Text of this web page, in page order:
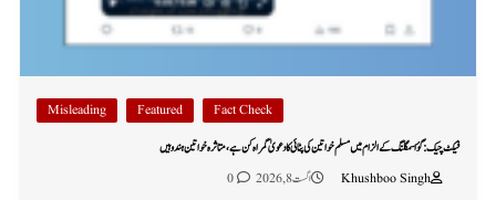
Fact Check
Featured
Misleading
فیکٹ چیک: گؤ اسمگلنگ کے الزام میں مسلم خواتین کی پٹائی کا دعویٰ گمراہ کن ہے، متاثرہ خواتین ہندو ہیں
Khushboo Singh
اگست 8, 2026 0